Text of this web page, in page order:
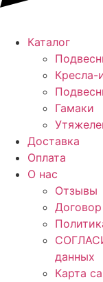
Каталог
Кресла-
Гамаки
Доставка
Оплата
О нас
Отзывы
данных
Карта